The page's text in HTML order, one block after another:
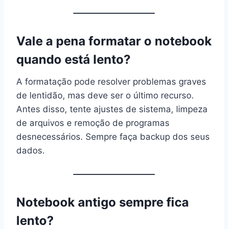
Vale a pena formatar o notebook
quando está lento?
A formatação pode resolver problemas graves
de lentidão, mas deve ser o último recurso.
Antes disso, tente ajustes de sistema, limpeza
de arquivos e remoção de programas
desnecessários. Sempre faça backup dos seus
dados.
Notebook antigo sempre fica
lento?